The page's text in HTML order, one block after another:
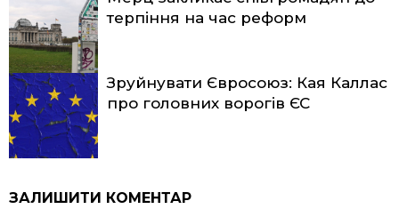
терпіння на час реформ
Зруйнувати Євросоюз: Кая Каллас
про головних ворогів ЄС
ЗАЛИШИТИ КОМЕНТАР